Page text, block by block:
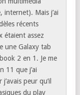
tests que je
aux
comparé tous
une tablette